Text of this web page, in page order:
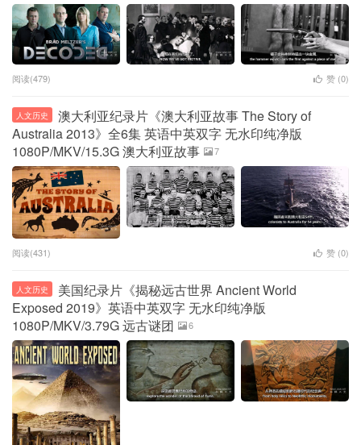
阅读(479) 赞 (0)
人文历史
澳大利亚纪录片《澳大利亚故事 The Story of
Australia 2013》全6集 英语中英双字 无水印纯净版
1080P/MKV/15.3G 澳大利亚故事
7
阅读(431) 赞 (0)
人文历史
美国纪录片《揭秘远古世界 Ancient World
Exposed 2019》英语中英双字 无水印纯净版
1080P/MKV/3.79G 远古谜团
6